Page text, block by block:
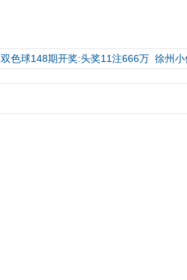
双色球148期开奖:头奖11注666万 徐州